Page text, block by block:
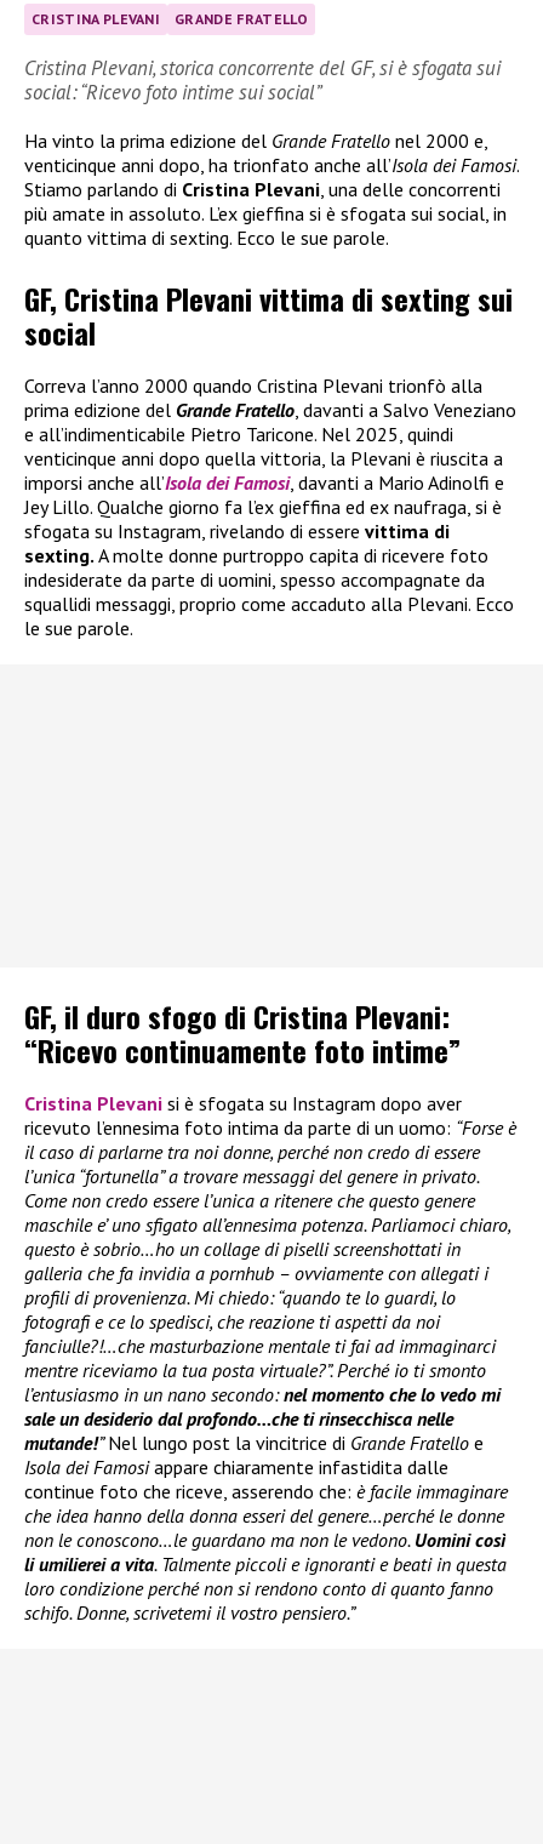
CRISTINA PLEVANI GRANDE FRATELLO
Cristina Plevani, storica concorrente del GF, si è sfogata sui
social: “Ricevo foto intime sui social”
Ha vinto la prima edizione del Grande Fratello nel 2000 e,
venticinque anni dopo, ha trionfato anche all’Isola dei Famosi.
Stiamo parlando di Cristina Plevani , una delle concorrenti
più amate in assoluto. L’ex gieffina si è sfogata sui social, in
quanto vittima di sexting. Ecco le sue parole.
GF, Cristina Plevani vittima di sexting sui
social
Correva l’anno 2000 quando Cristina Plevani trionfò alla
prima edizione del Grande Fratello , davanti a Salvo Veneziano
e all’indimenticabile Pietro Taricone. Nel 2025, quindi
venticinque anni dopo quella vittoria, la Plevani è riuscita a
imporsi anche all’Isola dei Famosi, davanti a Mario Adinolfi e
Jey Lillo. Qualche giorno fa l’ex gieffina ed ex naufraga, si è
sfogata su Instagram, rivelando di essere vittima di
sexting. A molte donne purtroppo capita di ricevere foto
indesiderate da parte di uomini, spesso accompagnate da
squallidi messaggi, proprio come accaduto alla Plevani. Ecco
le sue parole.
GF, il duro sfogo di Cristina Plevani:
“Ricevo continuamente foto intime”
Cristina Plevani si è sfogata su Instagram dopo aver
ricevuto l’ennesima foto intima da parte di un uomo: “Forse è
il caso di parlarne tra noi donne, perché non credo di essere
l’unica “fortunella” a trovare messaggi del genere in privato.
Come non credo essere l’unica a ritenere che questo genere
maschile e’ uno sfigato all’ennesima potenza. Parliamoci chiaro,
questo è sobrio…ho un collage di piselli screenshottati in
galleria che fa invidia a pornhub – ovviamente con allegati i
profili di provenienza. Mi chiedo: “quando te lo guardi, lo
fotografi e ce lo spedisci, che reazione ti aspetti da noi
fanciulle?!…che masturbazione mentale ti fai ad immaginarci
mentre riceviamo la tua posta virtuale?”. Perché io ti smonto
l’entusiasmo in un nano secondo:nel momento che lo vedo mi
sale un desiderio dal profondo…che ti rinsecchisca nelle
mutande!”Nel lungo post la vincitrice di Grande Fratello e
Isola dei Famosiappare chiaramente infastidita dalle
continue foto che riceve, asserendo che: è facile immaginare
che idea hanno della donna esseri del genere…perché le donne
non le conoscono…le guardano ma non le vedono. Uomini così
li umilierei a vita. Talmente piccoli e ignoranti e beati in questa
loro condizione perché non si rendono conto di quanto fanno
schifo. Donne, scrivetemi il vostro pensiero.”